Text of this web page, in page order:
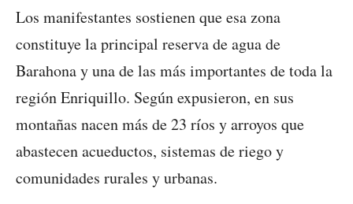
Los manifestantes sostienen que esa zona
constituye la principal reserva de agua de
Barahona y una de las más importantes de toda la
región Enriquillo. Según expusieron, en sus
montañas nacen más de 23 ríos y arroyos que
abastecen acueductos, sistemas de riego y
comunidades rurales y urbanas.